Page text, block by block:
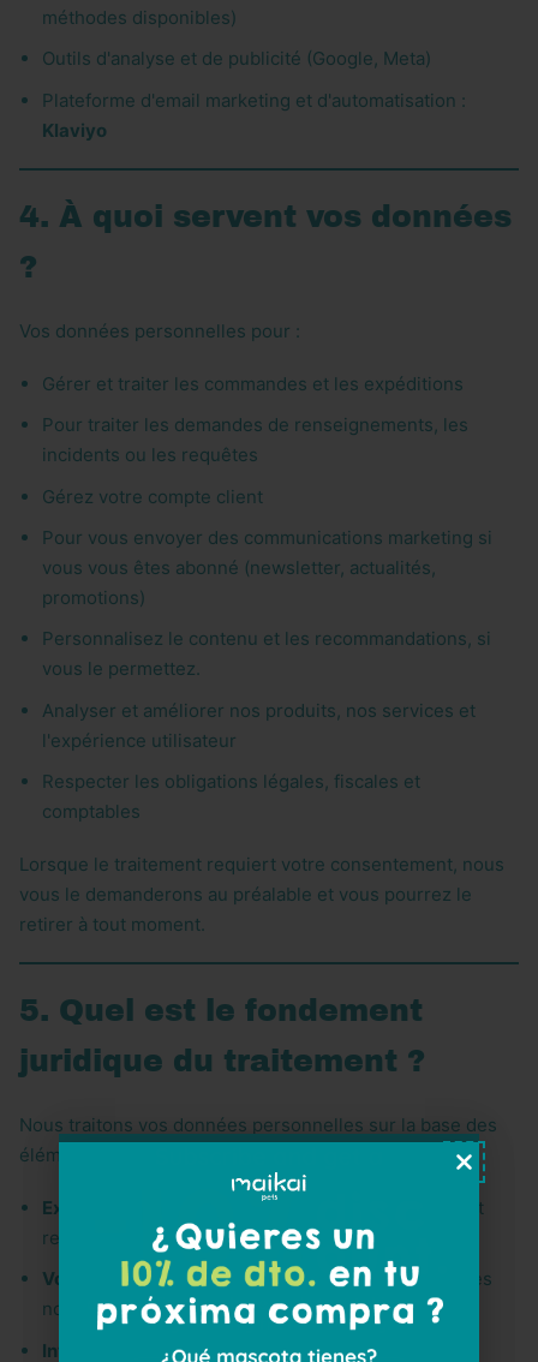
méthodes disponibles)
Outils d'analyse et de publicité (Google, Meta)
Plateforme d'email marketing et d'automatisation :
Klaviyo
4. À quoi servent vos données
?
Vos données personnelles pour :
Gérer et traiter les commandes et les expéditions
Pour traiter les demandes de renseignements, les
incidents ou les requêtes
Gérez votre compte client
Pour vous envoyer des communications marketing si
vous vous êtes abonné (newsletter, actualités,
promotions)
Personnalisez le contenu et les recommandations, si
vous le permettez.
Analyser et améliorer nos produits, nos services et
l'expérience utilisateur
Respecter les obligations légales, fiscales et
comptables
Lorsque le traitement requiert votre consentement, nous
vous le demanderons au préalable et vous pourrez le
retirer à tout moment.
5. Quel est le fondement
juridique du traitement ?
Nous traitons vos données personnelles sur la base des
éléments suivants :
Exécution des contrats
(gestion des commandes et
relations commerciales)
Votre consentement(newsletter, marketing, cookies
non essentiels)
Intérêt légitime(amélioration du service, sécurité,